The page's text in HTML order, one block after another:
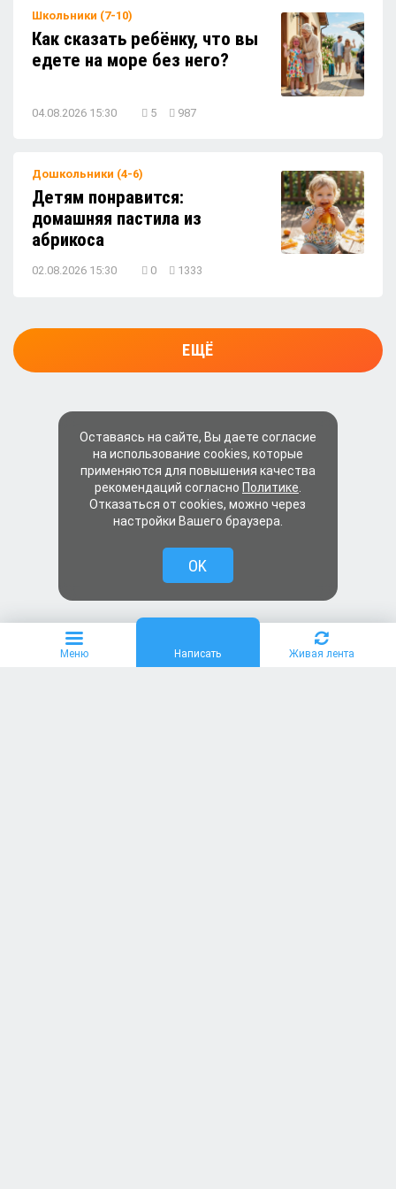
Школьники (7-10)
Как сказать ребёнку, что вы
едете на море без него?
04.08.2026 15:30 5 987
Дошкольники (4-6)
Детям понравится:
домашняя пастила из
абрикоса
02.08.2026 15:30 0 1333
ЕЩЁ
Меню Написать Живая лента
Оставаясь на сайте, Вы даете согласие
на использование cookies, которые
применяются для повышения качества
рекомендаций согласно Политике
Отказаться от cookies, можно через
настройки Вашего браузера.
OK